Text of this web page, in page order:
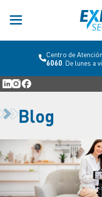
Centro de
6060 . De lunes a
Blog